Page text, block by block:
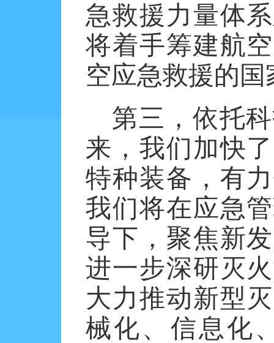
急救援力量体
将着手筹建航
空应急救援的国
第三，依托
来，我们加快
特种装备，有
我们将在应急
导下，聚焦新
进一步深研灭
大力推动新型
械化、信息化